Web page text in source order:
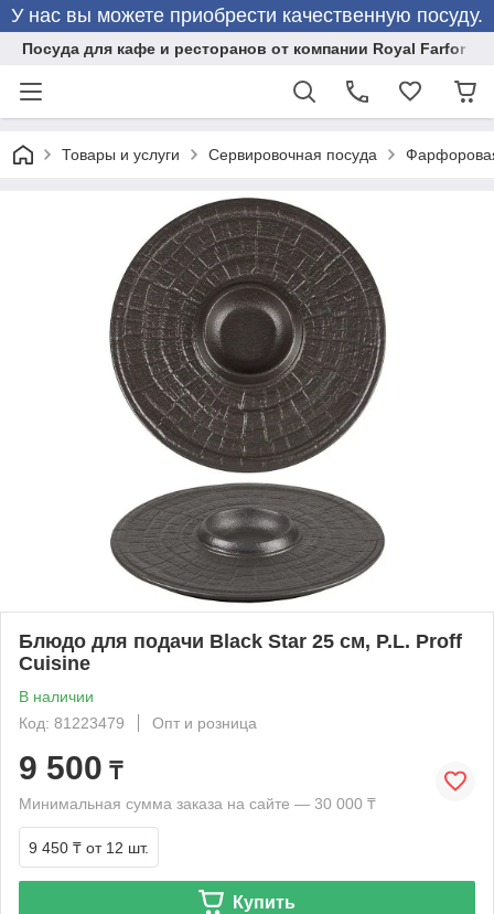
У нас вы можете приобрести качественную посуду.
Посуда для кафе и ресторанов от компании Royal Farfor
Товары и услуги Сервировочная посуда
Блюдо для подачи Black Star 25 см, P.L. Proff
Cuisine
В наличии
Код: 81223479
Опт и розница
9 500 ₸
Минимальная сумма заказа на сайте — 30 000 ₸
9 450 ₸ от 12 шт.
Купить